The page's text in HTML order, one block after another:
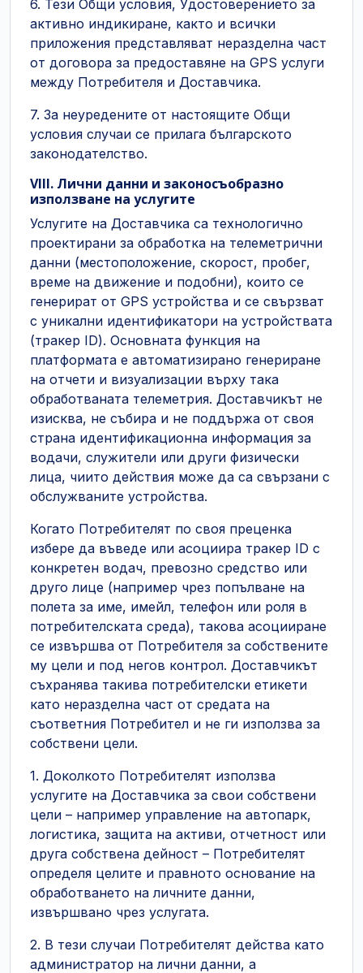
6. Тези Общи условия, Удостоверението за
активно индикиране, както и всички
приложения представляват неразделна част
от договора за предоставяне на GPS услуги
между Потребителя и Доставчика.
7. За неуредените от настоящите Общи
условия случаи се прилага българското
законодателство.
VIII. Лични данни и законосъобразно
използване на услугите
Услугите на Доставчика са технологично
проектирани за обработка на телеметрични
данни (местоположение, скорост, пробег,
време на движение и подобни), които се
генерират от GPS устройства и се свързват
с уникални идентификатори на устройствата
(тракер ID). Основната функция на
платформата е автоматизирано генериране
на отчети и визуализации върху така
обработваната телеметрия. Доставчикът не
изисква, не събира и не поддържа от своя
страна идентификационна информация за
водачи, служители или други физически
лица, чиито действия може да са свързани с
обслужваните устройства.
Когато Потребителят по своя преценка
избере да въведе или асоциира тракер ID с
конкретен водач, превозно средство или
друго лице (например чрез попълване на
полета за име, имейл, телефон или роля в
потребителската среда), такова асоцииране
се извършва от Потребителя за собствените
му цели и под негов контрол. Доставчикът
съхранява такива потребителски етикети
като неразделна част от средата на
съответния Потребител и не ги използва за
собствени цели.
1. Доколкото Потребителят използва
услугите на Доставчика за свои собствени
цели – например управление на автопарк,
логистика, защита на активи, отчетност или
друга собствена дейност – Потребителят
определя целите и правното основание на
обработването на личните данни,
извършвано чрез услугата.
2. В тези случаи Потребителят действа като
администратор на лични данни, а